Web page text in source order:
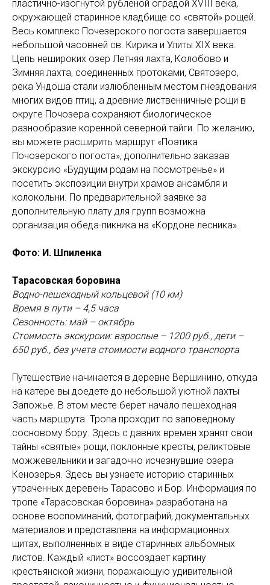
пластично-изогнутой рубленой оградой XVIII века,
окружающей старинное кладбище со «святой» рощей.
Весь комплекс Почезерского погоста завершается
небольшой часовней св. Кирика и Улиты XIX века.
Цепь нешироких озер Летняя лахта, Колобово и
Зимняя лахта, соединенных протоками, Святозеро,
река Ундоша стали излюбленным местом гнездования
многих видов птиц, а древние лиственничные рощи в
округе Почозера сохраняют биологическое
разнообразие коренной северной тайги. По желанию,
вы можете расширить маршрут «Поэтика
Почозерского погоста», дополнительно заказав
экскурсию «Будущим родам на посмотренье» и
посетить экспозиции внутри храмов ансамбля и
колокольни. По предварительной заявке за
дополнительную плату для групп возможна
организация обеда-пикника на «Кордоне лесника».
Фото: И. Шпиленка
Тарасовская боровина
Водно-пешеходный кольцевой (10 км)
Время в пути – 4,5 часа
Сезонность: май – октябрь
Стоимость экскурсии: взрослые – 1200 руб., дети –
650 руб., без учета стоимости водного транспорта
Путешествие начинается в деревне Вершинино, откуда
на катере вы доедете до небольшой уютной лахты
Запожье. В этом месте берет начало пешеходная
часть маршрута. Тропа проходит по заповедному
сосновому бору. Здесь с давних времен хранят свои
тайны «святые» рощи, поклонные кресты, реликтовые
можжевельники и загадочно исчезнувшие озера
Кенозерья. Здесь вы узнаете историю старинных
утраченных деревень Тарасово и Бор. Информация по
тропе «Тарасовская боровина» разработана на
основе воспоминаний, фотографий, документальных
материалов и представлена на информационных
щитах, выполненных в виде старинных альбомных
листов. Каждый «лист» воссоздает картину
крестьянской жизни, поражающую удивительной